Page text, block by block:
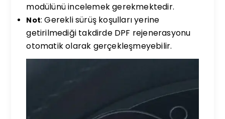
modülünü incelemek gerekmektedir.
Not: Gerekli sürüş koşulları yerine
getirilmediği takdirde DPF rejenerasyonu
otomatik olarak gerçekleşmeyebilir.